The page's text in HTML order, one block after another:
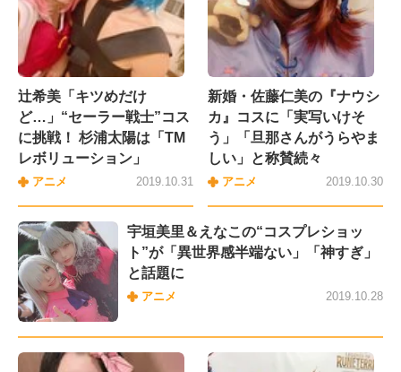
辻希美「キツめだけ
ど…」“セーラー戦士”コス
に挑戦！ 杉浦太陽は「TM
レボリューション」
アニメ 2019.10.31
新婚・佐藤仁美の『ナウシ
カ』コスに「実写いけそ
う」「旦那さんがうらやま
しい」と称賛続々
アニメ 2019.10.30
宇垣美里＆えなこの“コスプレショッ
ト”が「異世界感半端ない」「神すぎ」
と話題に
アニメ 2019.10.28